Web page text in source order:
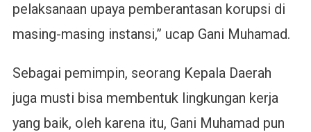
pelaksanaan upaya pemberantasan korupsi di
masing-masing instansi,” ucap Gani Muhamad.
Sebagai pemimpin, seorang Kepala Daerah
juga musti bisa membentuk lingkungan kerja
yang baik, oleh karena itu, Gani Muhamad pun